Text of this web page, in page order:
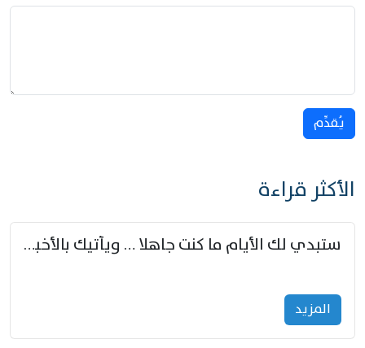
يُقدِّم
الأكثر قراءة
ستبدي لك الأيام ما كنت جاهلا … ويأتيك بالأخبار من لم تزوّد
المزید